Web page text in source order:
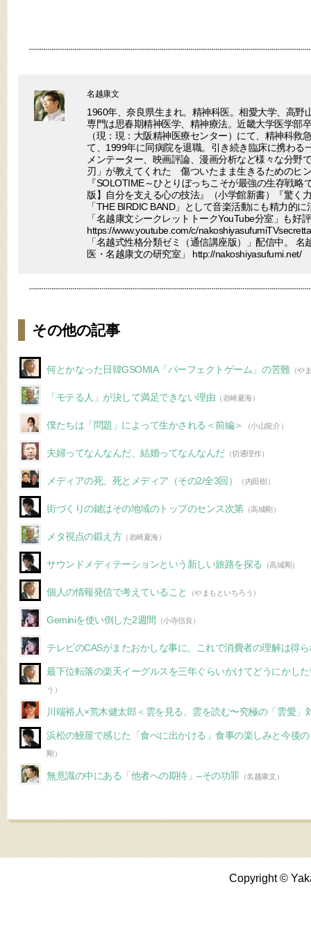
名越康文
1960年、奈良県生まれ。精神科医。相愛大学、高野
専門は思春期精神医学、精神療法。近畿大学医学部
（現：現：大阪精神医療センター）にて、精神科救
て、1999年に同病院を退職。引き続き臨床に携わる
メンテーター、映画評論、漫画分析など様々な分野
刃」が教えてくれた 傷ついたまま生きるためのヒ
『SOLOTIME～ひとりぼっちこそが最強の生存戦略
版】自分を支える心の技法』（小学館新書）『驚く
「THE BIRDIC BAND」として音楽活動にも精力的
「名越康文シークレットトークYouTube分室」も好
https://www.youtube.com/c/
「名越式性格分類ゼミ（通信講座版）」配信中。
医・名越康文の研究室」 http://nakoshiyasufumi.net/
その他の記事
何とかなった日韓GSOMIA「パーフェクトゲーム」の苦難（や
「モテる人」が決して満足できない理由 （岩崎夏海）
僕たちは「問題」によって生かされる＜前編＞ （小山龍介）
夫婦ってなんなんだ、結婚ってなんなんだ（切通理作）
メディアの死、死とメディア（その2/全3回） （内田樹）
街づくりの鍵はその地域のトップのセンス次第 （高城剛）
メタ視点の鍛え方（岩崎夏海）
サウンドメディテーションという新しい旅路を探る （高城剛）
個人の情報発信で考えていること （やまもといちろう）
Geminiを使い倒した2週間 （小寺信良）
テレビのCASがまたおかしな事に。これで消費者の理解は得
最下位転落の楽天イーグルスを三年ぐらいかけてどうにかし
う）
川端裕人×荒木健太郎＜雲を見る、雲を読む〜究極の「雲愛」
浜松の鰻屋で感じた「食べに出かける」食事の楽しみと今後
剛）
無意識の中にある「他者への期待」–その功罪（名越康文）
Copyright ©